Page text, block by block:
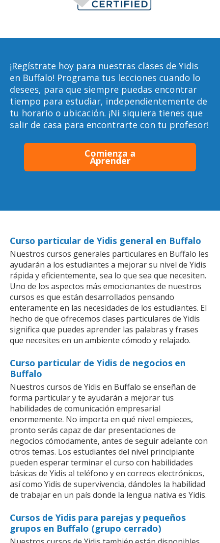
¡Regístrate hoy para nuestras clases de Yidis
en Buffalo! Programa tus lecciones cuando lo
desees, para que siempre puedas encontrar
tiempo para estudiar, independientemente de
tu horario o ubicación. ¡Ni siquiera tienes que
salir de casa para encontrarte con tu profesor!
Comienza a
Aprender
Curso particular de Yidis general en Buffalo
Nuestros cursos generales particulares en Buffalo les
ayudarán a los estudiantes a mejorar su nivel de Yidis
rápida y eficientemente, sea lo que sea que necesiten.
Uno de los aspectos más emocionantes de nuestros
cursos es que están desarrollados pensando
enteramente en las necesidades de los estudiantes. El
hecho de que ofrecemos clases particulares de Yidis
significa que puedes aprender las palabras y frases
que necesites en un ambiente cómodo y relajado.
Curso particular de Yidis de negocios en
Buffalo
Nuestros cursos de Yidis en Buffalo se enseñan de
forma particular y te ayudarán a mejorar tus
habilidades de comunicación empresarial
enormemente. No importa en qué nivel empieces,
pronto serás capaz de dar presentaciones de
negocios cómodamente, antes de seguir adelante con
otros temas. Los estudiantes del nivel principiante
pueden esperar terminar el curso con habilidades
básicas de Yidis al teléfono y en correos electrónicos,
así como Yidis de supervivencia, dándoles la habilidad
de trabajar en un país donde la lengua nativa es Yidis.
Cursos de Yidis para parejas y pequeños
grupos en Buffalo (grupo cerrado)